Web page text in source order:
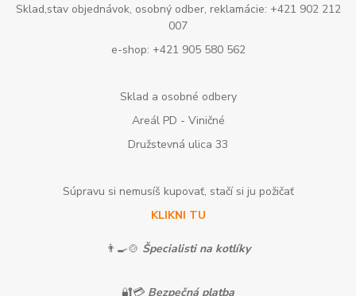
Sklad,stav objednávok, osobný odber, reklamácie: +421 902 212
007
e-shop: +421 905 580 562
Sklad a osobné odbery
Areál PD - Viničné
Družstevná ulica 33
Súpravu si nemusíš kupovať, stačí si ju požičať
KLIKNI TU
👨‍🍳🍲 Špecialisti na kotlíky
🔐💳 Bezpečná platba